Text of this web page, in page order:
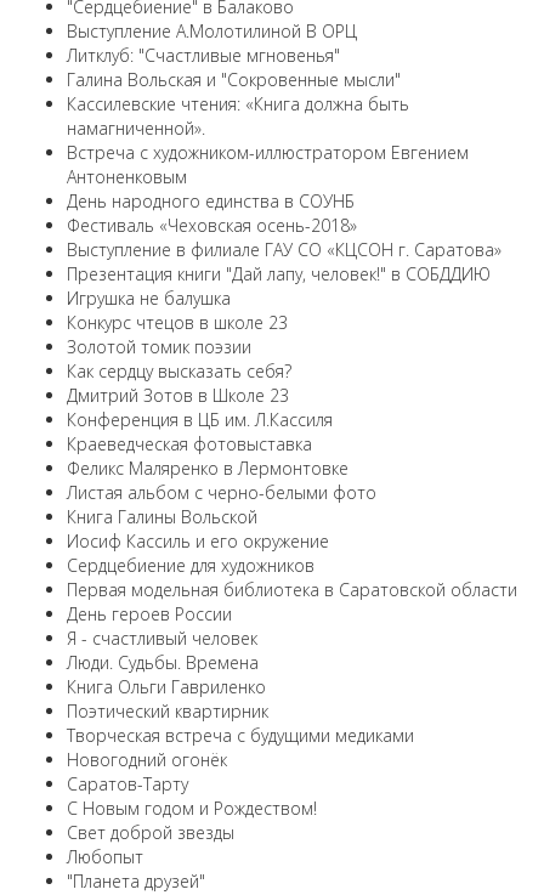
"Сердцебиение" в Балаково
Выступление А.Молотилиной В ОРЦ
Литклуб: "Счастливые мгновенья"
Галина Вольская и "Сокровенные мысли"
Кассилевские чтения: «Книга должна быть
намагниченной».
Встреча с художником-иллюстратором Евгением
Антоненковым
День народного единства в СОУНБ
Фестиваль «Чеховская осень-2018»
Выступление в филиале ГАУ СО «КЦСОН г. Саратова»
Презентация книги "Дай лапу, человек!" в СОБДДИЮ
Игрушка не балушка
Конкурс чтецов в школе 23
Золотой томик поэзии
Как сердцу высказать себя?
Дмитрий Зотов в Школе 23
Конференция в ЦБ им. Л.Кассиля
Краеведческая фотовыставка
Феликс Маляренко в Лермонтовке
Листая альбом с черно-белыми фото
Книга Галины Вольской
Иосиф Кассиль и его окружение
Сердцебиение для художников
Первая модельная библиотека в Саратовской области
День героев России
Я - счастливый человек
Люди. Судьбы. Времена
Книга Ольги Гавриленко
Поэтический квартирник
Творческая встреча с будущими медиками
Новогодний огонёк
Саратов-Тарту
С Новым годом и Рождеством!
Свет доброй звезды
Любопыт
"Планета друзей"